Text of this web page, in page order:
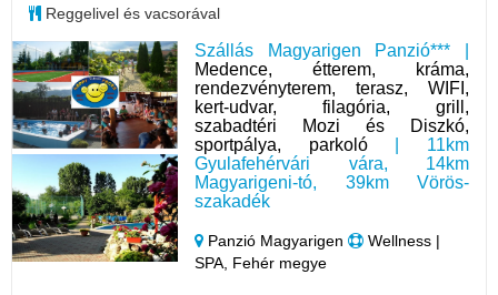
Szállás Magyarigen Panzió*** |
Medence, étterem, kráma,
rendezvényterem, terasz, WIFI,
kert-udvar, filagória, grill,
szabadtéri Mozi és Diszkó,
sportpálya, parkoló| 11km
Gyulafehérvári vára, 14km
Magyarigeni-tó, 39km Vörös-
szakadék
Panzió Magyarigen
Wellness |
SPA, Fehér megye
Reggelivel és vacsorával